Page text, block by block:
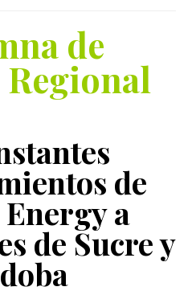
de
de
a
de Sucre y